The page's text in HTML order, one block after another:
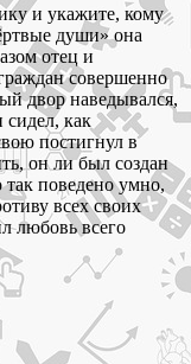
и укажите, кому
души» она
отец и
совершенно
двор наведывался,
как
постигнул в
он ли был создан
так поведено умно,
всех своих
любовь всего